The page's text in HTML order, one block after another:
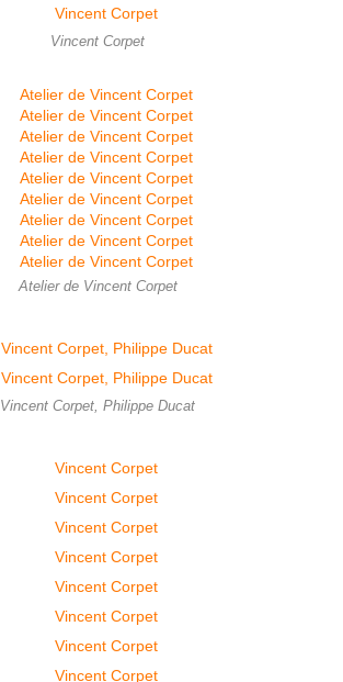
Vincent Corpet
Atelier de Vincent Corpet
Vincent Corpet, Philippe Ducat